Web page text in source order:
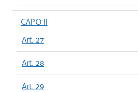
CAPO II
Art. 27
Art. 28
Art. 29